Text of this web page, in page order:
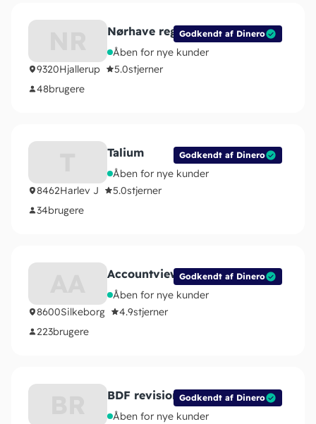
Godkendt af Dinero
Nørhave regnskab
Åben for nye kunder
9320Hjallerup 5.0stjerner
48brugere
Godkendt af Dinero
Talium
Åben for nye kunder
8462Harlev J 5.0stjerner
34brugere
Godkendt af Dinero
Accountview ApS
Åben for nye kunder
8600Silkeborg 4.9stjerner
223brugere
Godkendt af Dinero
BDF revision ApS
Åben for nye kunder